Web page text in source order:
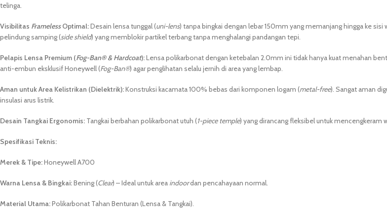
telinga.
Visibilitas FramelessOptimal:Desain lensa tunggal (uni-lens) tanpa bingkai dengan lebar 150mm yang memanjang hingga ke sisi
pelindung samping (side shield) yang memblokir partikel terbang tanpa menghalangi pandangan tepi.
Pelapis Lensa Premium (Fog-Ban® & Hardcoat):Lensa polikarbonat dengan ketebalan 2.0mm ini tidak hanya kuat menahan
anti-embun eksklusif Honeywell (Fog-Ban®) agar penglihatan selalu jernih di area yang lembap.
Aman untuk Area Kelistrikan (Dielektrik):Konstruksi kacamata 100% bebas dari komponen logam (metal-free). Sangat aman
insulasi arus listrik.
Desain Tangkai Ergonomis: Tangkai berbahan polikarbonat utuh (1-piece temple) yang dirancang fleksibel untuk mencengkeram
Spesifikasi Teknis:
Merek & Tipe:Honeywell A700
Warna Lensa & Bingkai:Bening (Clear) – Ideal untuk area indoordan pencahayaan normal.
Material Utama:Polikarbonat Tahan Benturan (Lensa & Tangkai).